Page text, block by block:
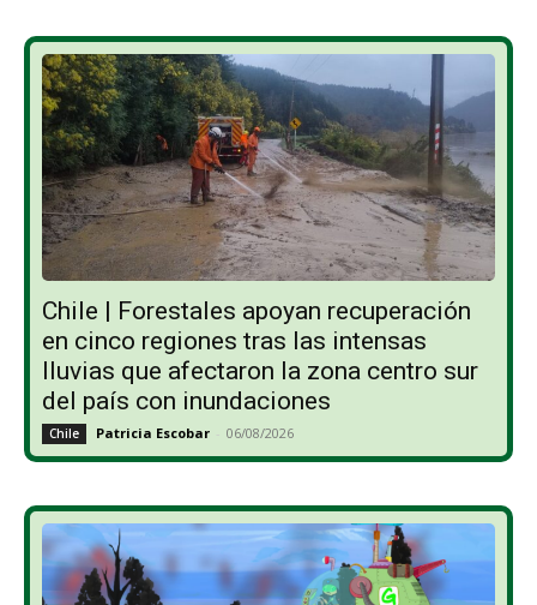
Chile | Forestales apoyan recuperación
en cinco regiones tras las intensas
lluvias que afectaron la zona centro sur
del país con inundaciones
Chile Patricia Escobar - 06/08/2026